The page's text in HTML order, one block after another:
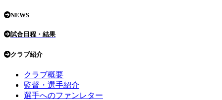
NEWS
試合日程・結果
クラブ紹介
クラブ概要
監督・選手紹介
選手へのファンレター